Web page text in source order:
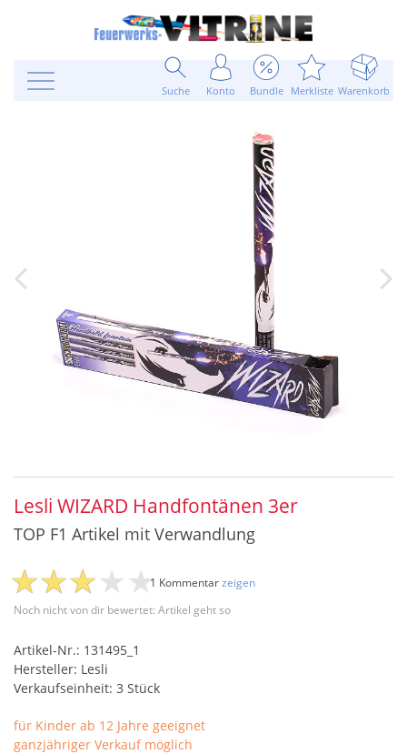
Suche Konto Bundle Merkliste Warenkorb
Lesli WIZARD Handfontänen 3er
TOP F1 Artikel mit Verwandlung
Noch nicht von dir bewertet: Artikel geht so
1 Kommentarzeigen
Artikel-Nr.: 131495_1
Hersteller: Lesli
Verkaufseinheit: 3 Stück
für Kinder ab 12 Jahre geeignet
ganzjähriger Verkauf möglich